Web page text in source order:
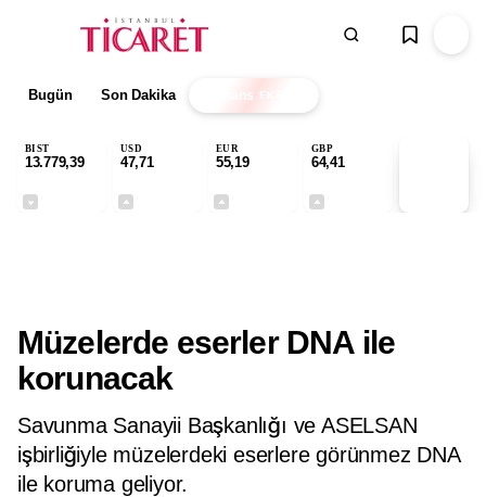
Bugün Son Dakika Finans EKSTRA
BIST
13.779,39
USD
47,71
EUR
55,19
GBP
64,41
Müzelerde eserler DNA ile
korunacak
Savunma Sanayii Başkanlığı ve ASELSAN
işbirliğiyle müzelerdeki eserlere görünmez DNA
ile koruma geliyor.